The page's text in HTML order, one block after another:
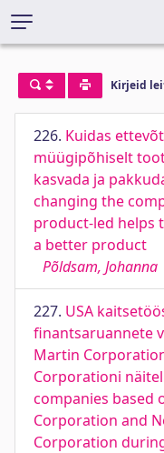
Kirjeid
226. Kuidas
müügipõhiselt
kasvada ja
changing the
product-led helps
a better product
Põldsam, Johanna
227. USA
finantsaruannete
Martin
Corporationi
companies based
Corporation and
Corporation